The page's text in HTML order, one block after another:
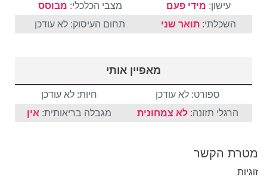
עישון: מידי פעם מצבי הכלכלי: מבוסס
השכלתי: תואר שני תחום העיסוק: לא עודכן
מאפיין אותי
ספורט: לא עודכן
חיות: לא עודכן
הרגלי תזונה: לא צמחונית מגבלה בריאותית: אין
מטרת הקשר
זוגיות